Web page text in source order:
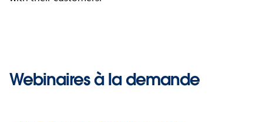
Webinaires à la demande